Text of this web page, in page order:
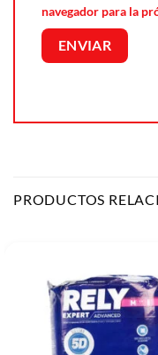
navegador para la
PRODUCTOS